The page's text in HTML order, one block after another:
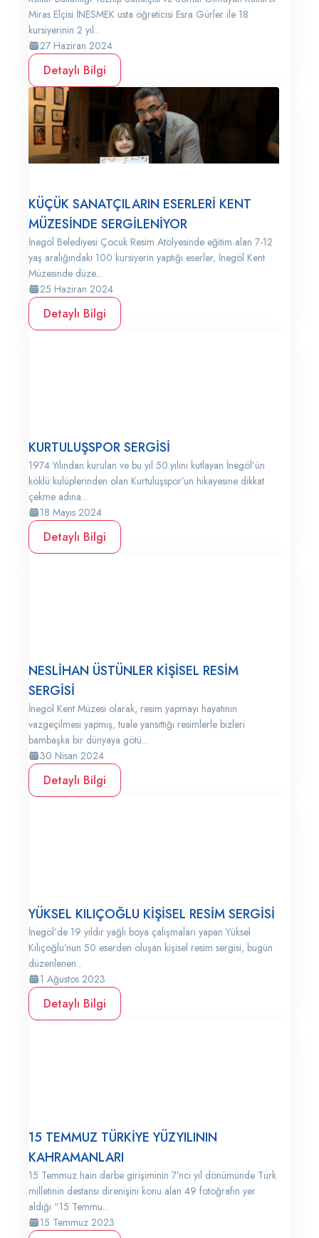
Miras Elçisi İNESMEK usta öğreticisi Esra Gürler ile 18
kursiyerinin 2 yıl...
27 Haziran 2024
Detaylı Bilgi
KÜÇÜK SANATÇILARIN ESERLERİ KENT
MÜZESİNDE SERGİLENİYOR
İnegöl Belediyesi Çocuk Resim Atölyesinde eğitim alan 7-12
yaş aralığındaki 100 kursiyerin yaptığı eserler, İnegöl Kent
Müzesinde düze...
25 Haziran 2024
Detaylı Bilgi
KURTULUŞSPOR SERGİSİ
1974 Yılından kurulan ve bu yıl 50.yılını kutlayan İnegöl’ün
köklü kulüplerinden olan Kurtuluşspor’un hikayesine dikkat
çekme adına...
18 Mayıs 2024
Detaylı Bilgi
NESLİHAN ÜSTÜNLER KİŞİSEL RESİM
SERGİSİ
İnegöl Kent Müzesi olarak, resim yapmayı hayatının
vazgeçilmesi yapmış, tuale yansıttığı resimlerle bizleri
bambaşka bir dünyaya götü...
30 Nisan 2024
Detaylı Bilgi
YÜKSEL KILIÇOĞLU KİŞİSEL RESİM SERGİSİ
İnegöl’de 19 yıldır yağlı boya çalışmaları yapan Yüksel
Kılıçoğlu’nun 50 eserden oluşan kişisel resim sergisi, bugün
düzenlenen...
1 Ağustos 2023
Detaylı Bilgi
15 TEMMUZ TÜRKİYE YÜZYILININ
KAHRAMANLARI
15 Temmuz hain darbe girişiminin 7’nci yıl dönümünde Türk
milletinin destansı direnişini konu alan 49 fotoğrafın yer
aldığı “15 Temmu...
15 Temmuz 2023